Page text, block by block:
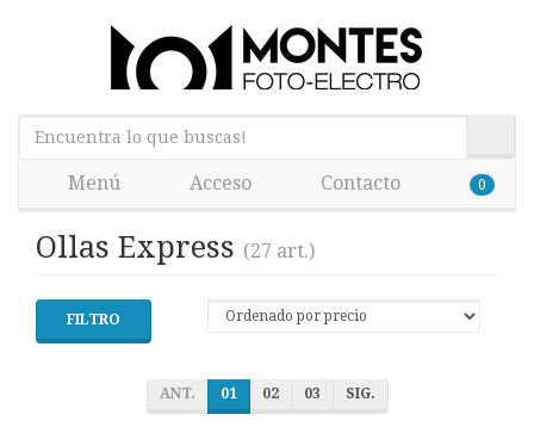
Menú Acceso Contacto 0
Ollas Express (27 art.)
FILTRO
ANT. 01 02 03 SIG.